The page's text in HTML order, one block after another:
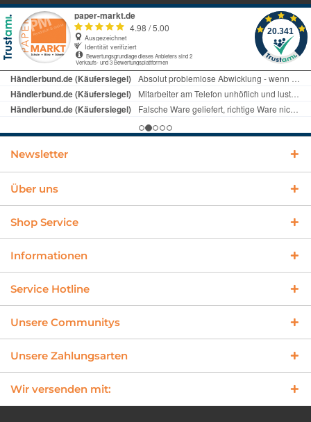
Newsletter
Über uns
Shop Service
Informationen
Service Hotline
Unsere Communitys
Unsere Zahlungsarten
Wir versenden mit: